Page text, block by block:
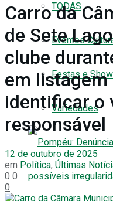
TODAS
Eventos
Festas e
Variedades
Carro da
de Sete
clube
em
identificar o
responsável
12 de outubro de 2025
em Política, Últimas
0 0
0